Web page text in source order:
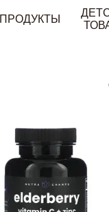
ПРОДУКТЫ